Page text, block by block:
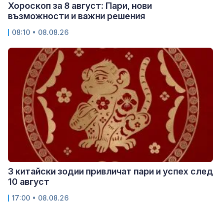
Хороскоп за 8 август: Пари, нови
възможности и важни решения
08:10 • 08.08.26
3 китайски зодии привличат пари и успех след
10 август
17:00 • 08.08.26